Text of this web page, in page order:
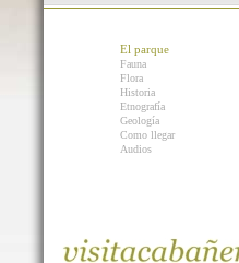
El parque
Fauna
Flora
Historia
Etnografía
Geología
Como llegar
Audios